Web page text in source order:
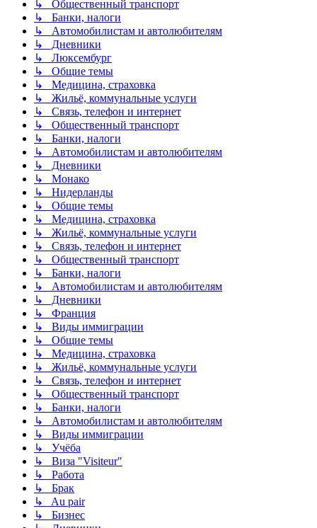
↳ Общественный транспорт
↳ Банки, налоги
↳ Автомобилистам и автолюбителям
↳ Дневники
↳ Люксембург
↳ Общие темы
↳ Медицина, страховка
↳ Жильё, коммунальные услуги
↳ Связь, телефон и интернет
↳ Общественный транспорт
↳ Банки, налоги
↳ Автомобилистам и автолюбителям
↳ Дневники
↳ Монако
↳ Нидерланды
↳ Общие темы
↳ Медицина, страховка
↳ Жильё, коммунальные услуги
↳ Связь, телефон и интернет
↳ Общественный транспорт
↳ Банки, налоги
↳ Автомобилистам и автолюбителям
↳ Дневники
↳ Франция
↳ Виды иммиграции
↳ Общие темы
↳ Медицина, страховка
↳ Жильё, коммунальные услуги
↳ Связь, телефон и интернет
↳ Общественный транспорт
↳ Банки, налоги
↳ Автомобилистам и автолюбителям
↳ Виды иммиграции
↳ Учёба
↳ Виза "Visiteur"
↳ Работа
↳ Брак
↳ Au pair
↳ Бизнес